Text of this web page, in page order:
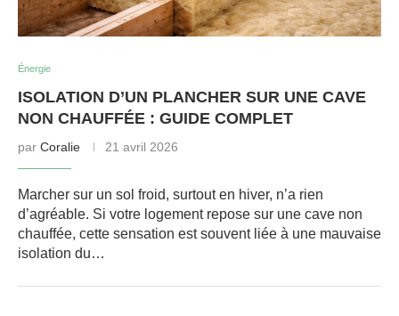
Énergie
ISOLATION D’UN PLANCHER SUR UNE CAVE
NON CHAUFFÉE : GUIDE COMPLET
par Coralie 21 avril 2026
Marcher sur un sol froid, surtout en hiver, n’a rien
d’agréable. Si votre logement repose sur une cave non
chauffée, cette sensation est souvent liée à une mauvaise
isolation du…